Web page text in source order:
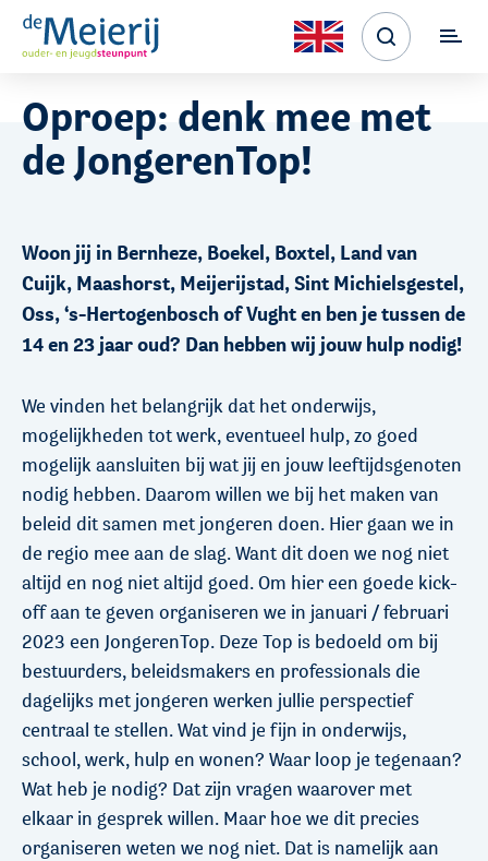
Oproep: denk mee met
de JongerenTop!
Woon jij in Bernheze, Boekel, Boxtel, Land van
Cuijk, Maashorst, Meijerijstad, Sint Michielsgestel,
Oss, ‘s-Hertogenbosch of Vught en ben je tussen de
14 en 23 jaar oud? Dan hebben wij jouw hulp nodig!
We vinden het belangrijk dat het onderwijs,
mogelijkheden tot werk, eventueel hulp, zo goed
mogelijk aansluiten bij wat jij en jouw leeftijdsgenoten
nodig hebben. Daarom willen we bij het maken van
beleid dit samen met jongeren doen. Hier gaan we in
de regio mee aan de slag. Want dit doen we nog niet
altijd en nog niet altijd goed. Om hier een goede kick-
off aan te geven organiseren we in januari / februari
2023 een JongerenTop. Deze Top is bedoeld om bij
bestuurders, beleidsmakers en professionals die
dagelijks met jongeren werken jullie perspectief
centraal te stellen. Wat vind je fijn in onderwijs,
school, werk, hulp en wonen? Waar loop je tegenaan?
Wat heb je nodig? Dat zijn vragen waarover met
elkaar in gesprek willen. Maar hoe we dit precies
organiseren weten we nog niet. Dat is namelijk aan